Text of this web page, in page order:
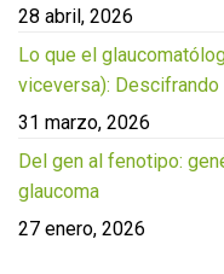
28 abril, 2026
Lo que el
viceversa):
31 marzo, 2026
Del gen al fenotipo:
glaucoma
27 enero, 2026